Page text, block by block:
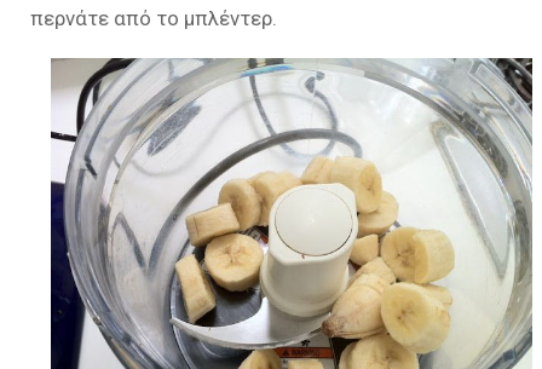
περνάτε από το μπλέντερ.